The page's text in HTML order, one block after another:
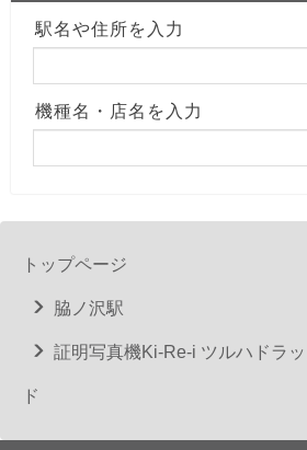
駅名や住所を入力
機種名・店名を入力
トップページ
脇ノ沢駅
証明写真機Ki-Re-i ツルハドラ
ド